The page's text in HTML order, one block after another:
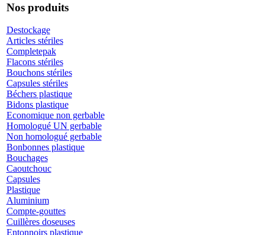
Nos produits
Destockage
Articles stériles
Completepak
Flacons stériles
Bouchons stériles
Capsules stériles
Béchers plastique
Bidons plastique
Economique non gerbable
Homologué UN gerbable
Non homologué gerbable
Bonbonnes plastique
Bouchages
Caoutchouc
Capsules
Plastique
Aluminium
Compte-gouttes
Cuillères doseuses
Entonnoirs plastique